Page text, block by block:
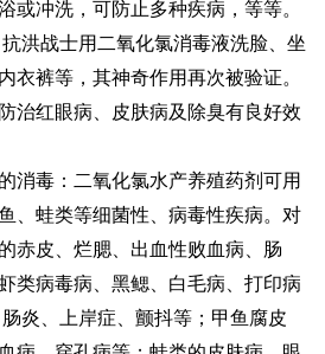
或冲洗，可防止多种疾病，等等。
洪战士用二氧化氯消毒液洗脸、坐
衣裤等，其神奇作用再次被验证。
治红眼病、皮肤病及除臭有良好效
消毒：二氧化氯水产养殖药剂可用
、蛙类等细菌性、病毒性疾病。对
赤皮、烂腮、出血性败血病、肠
类病毒病、黑鳃、白毛病、打印病
炎、上岸症、颤抖等；甲鱼腐皮